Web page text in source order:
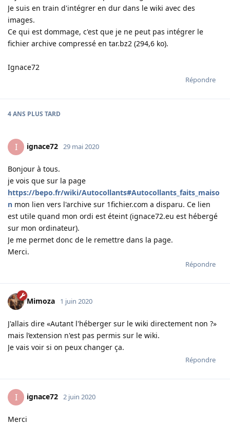
Je suis en train d'intégrer en dur dans le wiki avec des
images.
Ce qui est dommage, c'est que je ne peut pas intégrer le
fichier archive compressé en tar.bz2 (294,6 ko).
Ignace72
Répondre
4 ANS PLUS TARD
I ignace72 29 mai 2020
Bonjour à tous.
je vois que sur la page
https://bepo.fr/wiki/Autocollants#Autocollants_faits_maiso
n mon lien vers l'archive sur 1fichier.com a disparu. Ce lien
est utile quand mon ordi est éteint (ignace72.eu est hébergé
sur mon ordinateur).
Je me permet donc de le remettre dans la page.
Merci.
Répondre
Mimoza 1 juin 2020
J'allais dire «Autant l'héberger sur le wiki directement non ?»
mais l’extension n'est pas permis sur le wiki.
Je vais voir si on peux changer ça.
Répondre
I ignace72 2 juin 2020
Merci